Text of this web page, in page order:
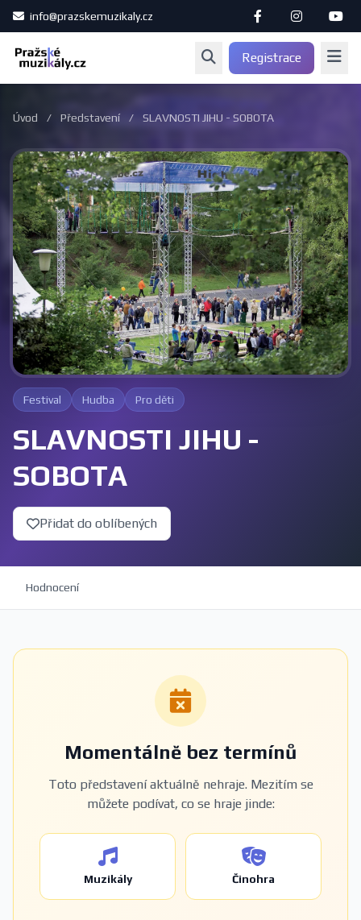
info@prazskemuzikaly.cz
Registrace
Úvod / Představení / SLAVNOSTI JIHU - SOBOTA
Festival Hudba Pro děti
SLAVNOSTI JIHU -
SOBOTA
Přidat do oblíbených
Hodnocení
Momentálně bez termínů
Toto představení aktuálně nehraje. Mezitím se
můžete podívat, co se hraje jinde:
Muzikály Činohra